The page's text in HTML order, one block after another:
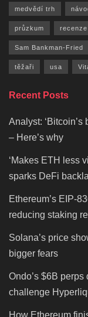
medvědí trh
průzkum recenze
Sam Bankman-Fried
těžaři usa
Recent Posts
Analyst: ‘Bitcoin’s
– Here’s why
‘Makes ETH less
sparks DeFi
Ethereum’s EIP-
reducing staking
Solana’s price
bigger fears
Ondo’s $6B
challenge
How Ethereum